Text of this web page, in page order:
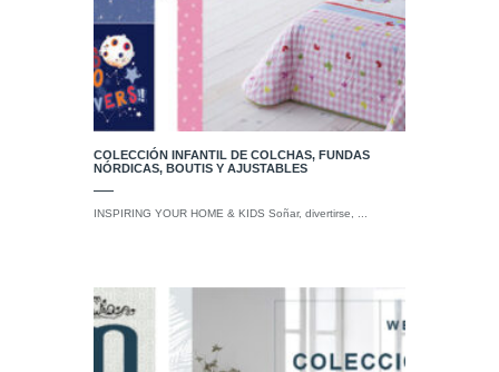
COLECCIÓN INFANTIL DE COLCHAS, FUNDAS
NÓRDICAS, BOUTIS Y AJUSTABLES
INSPIRING YOUR HOME & KIDS Soñar, divertirse, ...